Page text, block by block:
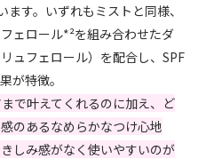
す。いずれもミストと同様、
ェロール*²を組み合わせたダ
ュフェロール）を配合し、SPF
が特徴。
で叶えてくれるのに加え、ど
のあるなめらかなつけ心地
しみ感がなく使いやすいのが